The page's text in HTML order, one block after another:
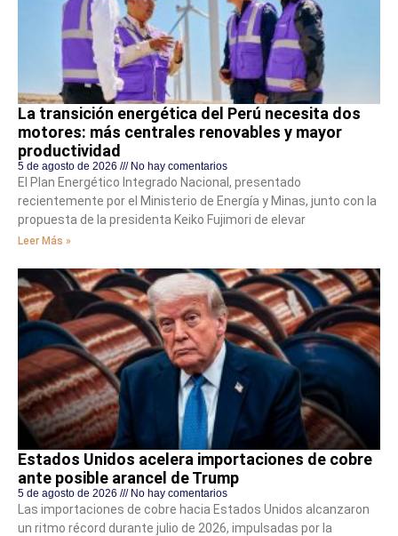
La transición energética del Perú necesita dos
motores: más centrales renovables y mayor
productividad
5 de agosto de 2026 No hay comentarios
El Plan Energético Integrado Nacional, presentado
recientemente por el Ministerio de Energía y Minas, junto con la
propuesta de la presidenta Keiko Fujimori de elevar
Leer Más »
Estados Unidos acelera importaciones de cobre
ante posible arancel de Trump
5 de agosto de 2026 No hay comentarios
Las importaciones de cobre hacia Estados Unidos alcanzaron
un ritmo récord durante julio de 2026, impulsadas por la